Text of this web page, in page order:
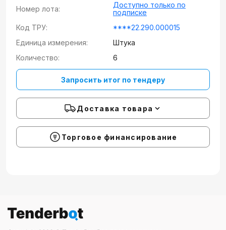
Номер лота:
Доступно только по
подписке
Код ТРУ:
****22.290.000015
Единица измерения:
Штука
Количество:
6
Запросить итог по тендеру
Доставка товара
Торговое финансирование